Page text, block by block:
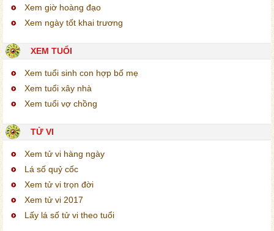
Xem giờ hoàng đạo
Xem ngày tốt khai trương
XEM TUỔI
Xem tuổi sinh con hợp bố mẹ
Xem tuổi xây nhà
Xem tuổi vợ chồng
TỬ VI
Xem tử vi hàng ngày
Lá số quỷ cốc
Xem tử vi trọn đời
Xem tử vi 2017
Lấy lá số tử vi theo tuổi